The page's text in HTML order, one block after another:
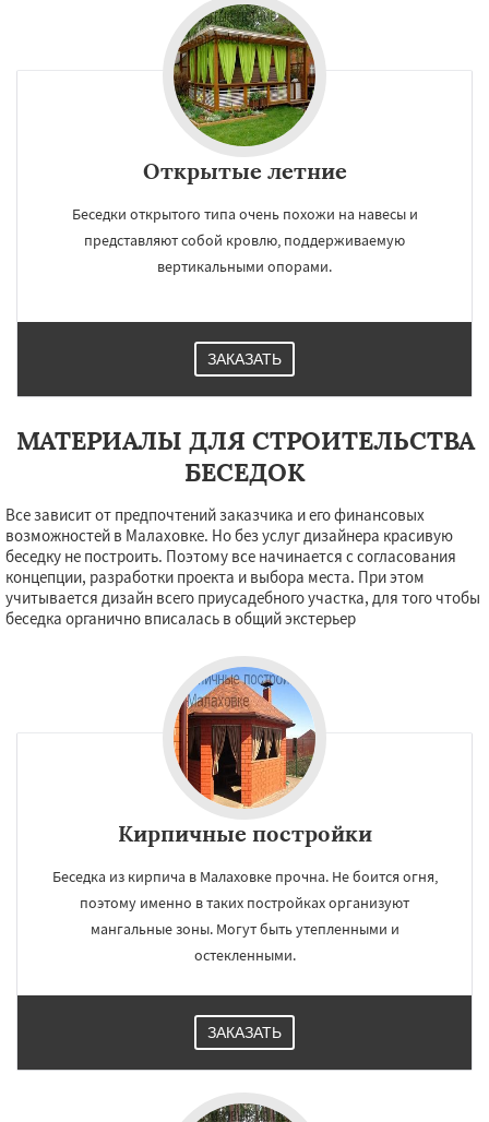
Открытые летние
Беседки открытого типа очень похожи на навесы и
представляют собой кровлю, поддерживаемую
вертикальными опорами.
ЗАКАЗАТЬ
МАТЕРИАЛЫ ДЛЯ СТРОИТЕЛЬСТВА
БЕСЕДОК
Все зависит от предпочтений заказчика и его финансовых
возможностей в Малаховке. Но без услуг дизайнера красивую
беседку не построить. Поэтому все начинается с согласования
концепции, разработки проекта и выбора места. При этом
учитывается дизайн всего приусадебного участка, для того чтобы
беседка органично вписалась в общий экстерьер
Кирпичные постройки
Беседка из кирпича в Малаховке прочна. Не боится огня,
поэтому именно в таких постройках организуют
мангальные зоны. Могут быть утепленными и
остекленными.
ЗАКАЗАТЬ